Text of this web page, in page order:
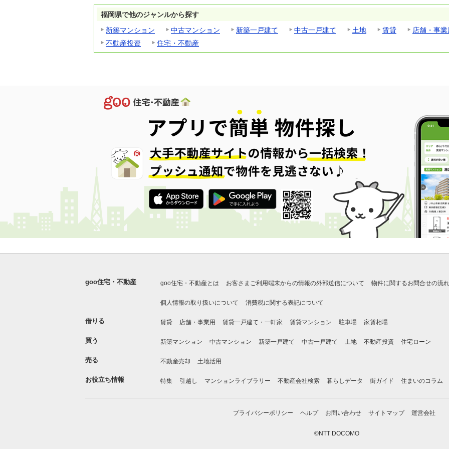
福岡県で他のジャンルから探す
新築マンション
中古マンション 新築一戸建て 中古一戸建て 土地 賃貸
店舗・事業
不動産投資
住宅・不動産
goo住宅・不動産 goo住宅・不動産とは お客さまご利用端末からの情報の外部送信について 物件に関するお問合せの流れ
個人情報の取り扱いについて 消費税に関する表記について
借りる 賃貸 店舗・事業用 賃貸一戸建て・一軒家 賃貸マンション 駐車場 家賃相場
買う 新築マンション 中古マンション 新築一戸建て 中古一戸建て 土地 不動産投資 住宅ローン
売る 不動産売却 土地活用
お役立ち情報 特集 引越し マンションライブラリー 不動産会社検索 暮らしデータ 街ガイド 住まいのコラム
プライバシーポリシー ヘルプ お問い合わせ サイトマップ 運営会社
©NTT DOCOMO